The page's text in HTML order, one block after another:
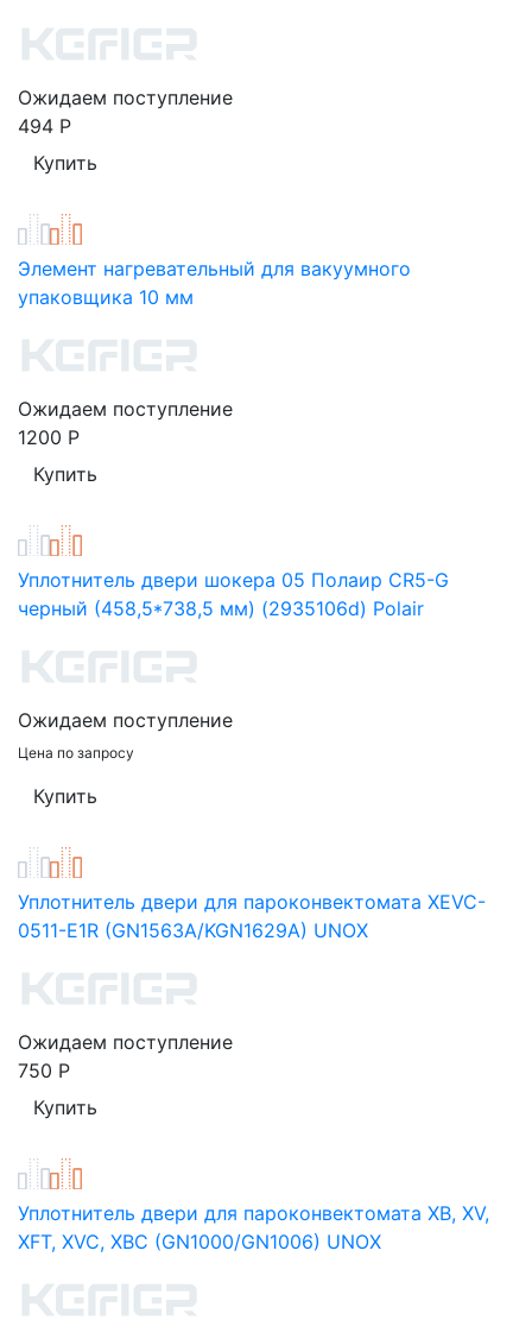
Ожидаем поступление
494 Р
Элемент нагревательный для вакуумного
упаковщика 10 мм
Ожидаем поступление
1200 Р
Уплотнитель двери шокера 05 Полаир CR5-G
черный (458,5*738,5 мм) (2935106d) Polair
Ожидаем поступление
Цена по запросу
Уплотнитель двери для пароконвектомата XEVC-
0511-E1R (GN1563A/KGN1629A) UNOX
Ожидаем поступление
750 Р
Уплотнитель двери для пароконвектомата XB, XV,
XFT, XVC, XBC (GN1000/GN1006) UNOX